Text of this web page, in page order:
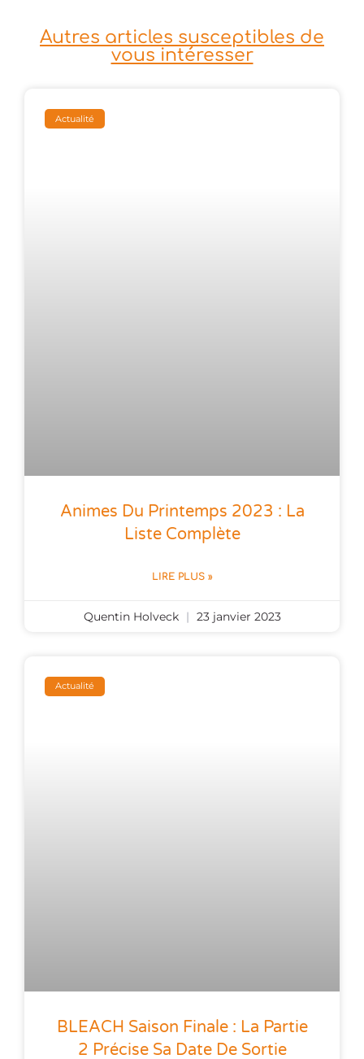
Autres articles susceptibles de
vous intéresser
Actualité
Animes Du Printemps 2023 : La
Liste Complète
LIRE PLUS »
Quentin Holveck 23 janvier 2023
Actualité
BLEACH Saison Finale : La Partie
2 Précise Sa Date De Sortie